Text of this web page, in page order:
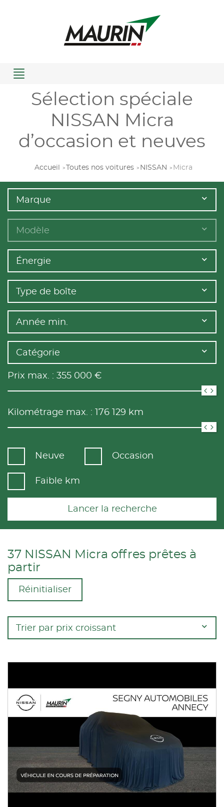
Menu
Sélection spéciale
NISSAN Micra
d’occasion et neuves
Accueil Toutes nos voitures NISSAN Micra
Marque
Modèle
Énergie
Type de boîte
Année min.
Catégorie
Prix max. : 355 000 €
Kilométrage max. : 176 129 km
Neuve Occasion
Faible km
Lancer la recherche
37 NISSAN Micra offres prêtes à
partir
Réinitialiser
Trier par prix croissant